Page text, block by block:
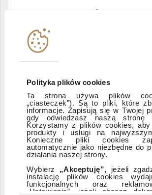
Polityka plików cookies
Ta strona używa plików
„ciasteczek”). Są to pliki, które
informacje. Zapisują się w Twojej
gdy odwiedzasz naszą stronę
Korzystamy z plików cookies, aby
produkty i usługi na
Konieczne pliki cookies
automatycznie jako niezbędne do
działania naszej strony.
Wybierz „Akceptuję”, jeżeli
instalację plików cookies
funkcjonalnych oraz
„Ustawienia”, jeżeli chcesz
Instytucje współpracujące
Zastrzeżenia prawne
ESG